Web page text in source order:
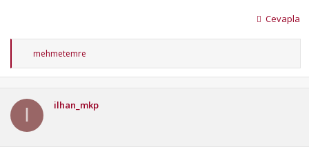
Cevapla
T
p
r
mehmetemre
I ilhan_mkp